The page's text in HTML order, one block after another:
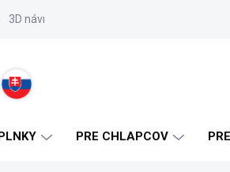
3D návrhy
PRE CHLAPCOV